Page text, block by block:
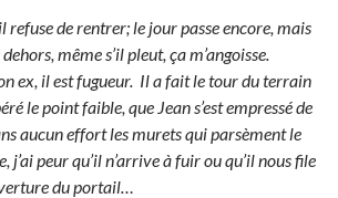
refuse de rentrer; le jour passe encore, mais
même s’il pleut, ça m’angoisse.
ex, il est fugueur. Il a fait le tour du terrain
le point faible, que Jean s’est empressé de
aucun effort les murets qui parsèment le
j’ai peur qu’il n’arrive à fuir ou qu’il nous file
du portail…